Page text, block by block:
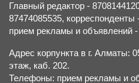
Главный редактор -
87474085535, корреспонденты
прием рекламы и объявлений
Адрес корпункта в г. Алматы:
этаж, каб. 202.
Телефоны: прием рекламы и